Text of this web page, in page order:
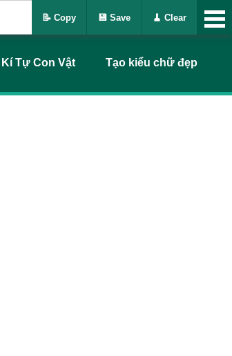
Kí Tự Con Vật Tạo kiểu chữ đẹp
📝 Copy 💾 Save 🧹 Clear